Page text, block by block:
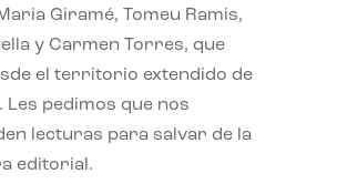
Giramé, Tomeu Ramis,
y Carmen Torres, que
el territorio extendido de
Les pedimos que nos
lecturas para salvar de la
editorial.